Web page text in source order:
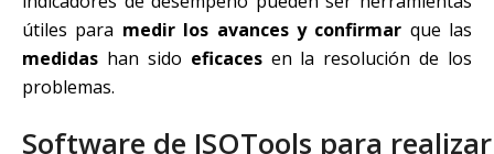
útiles para medir los avances y confirmar que las
medidas han sido eficacesen la resolución de los
problemas.
Software de ISOTools para realizar